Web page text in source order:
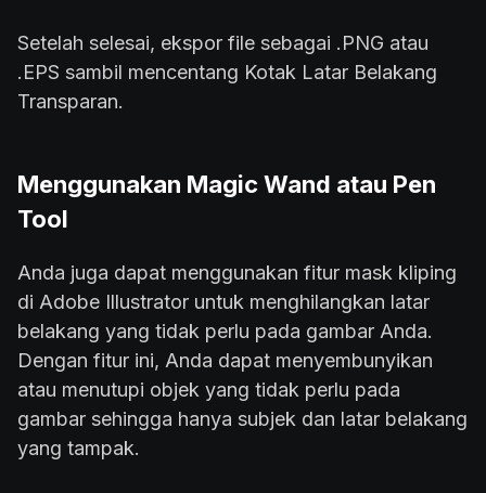
Setelah selesai, ekspor file sebagai .PNG atau
.EPS sambil mencentang Kotak Latar Belakang
Transparan.
Menggunakan Magic Wand atau Pen
Tool
Anda juga dapat menggunakan fitur mask kliping
di Adobe Illustrator untuk menghilangkan latar
belakang yang tidak perlu pada gambar Anda.
Dengan fitur ini, Anda dapat menyembunyikan
atau menutupi objek yang tidak perlu pada
gambar sehingga hanya subjek dan latar belakang
yang tampak.